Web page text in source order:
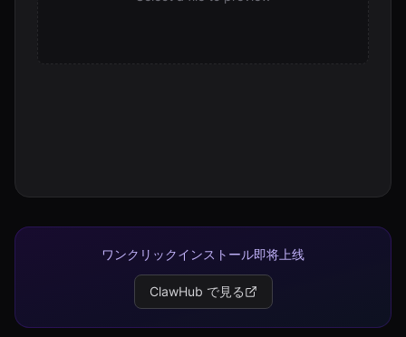
ワンクリックインストール即将上线
ClawHub で見る